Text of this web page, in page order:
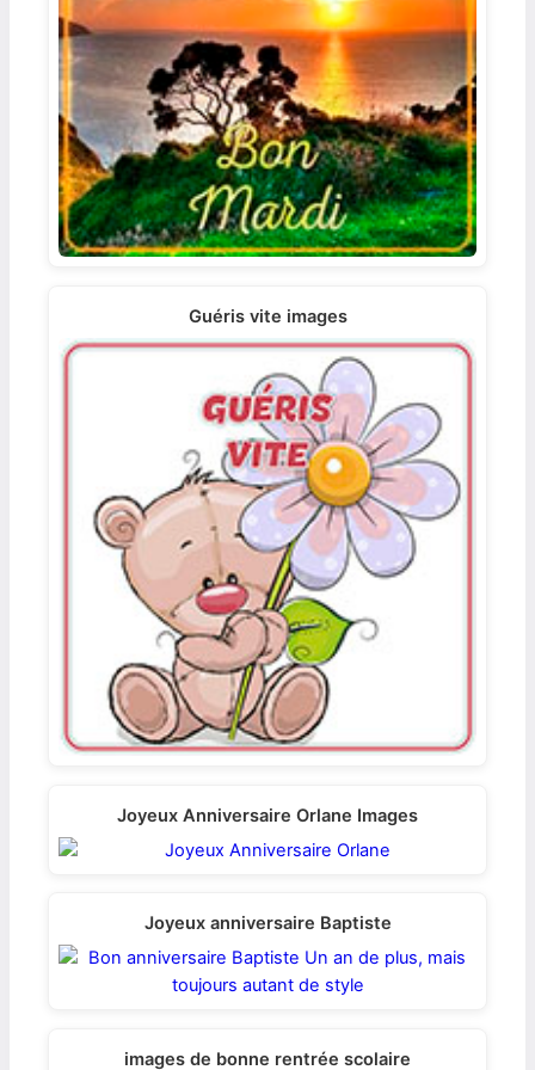
Guéris vite images
Joyeux Anniversaire Orlane Images
Joyeux anniversaire Baptiste
images de bonne rentrée scolaire